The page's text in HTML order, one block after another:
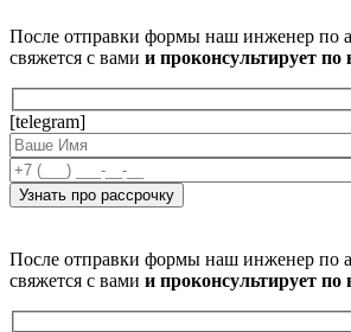
После отправки формы наш инженер по
свяжется с вами и проконсультирует по
[telegram]
После отправки формы наш инженер по
свяжется с вами и проконсультирует по